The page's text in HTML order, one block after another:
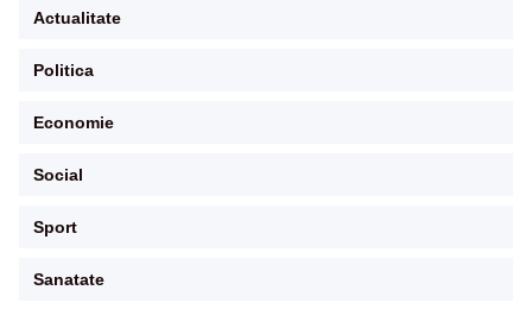
Actualitate
Politica
Economie
Social
Sport
Sanatate